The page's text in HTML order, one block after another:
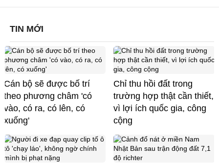
TIN MỚI
Cán bộ sẽ được bố trí
theo phương châm 'có
vào, có ra, có lên, có
xuống'
Chỉ thu hồi đất trong
trường hợp thật cần thiết,
vì lợi ích quốc gia, công
cộng